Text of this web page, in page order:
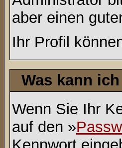
aber einen
Ihr Profil
Was kann
Wenn Sie Ihr
auf den »